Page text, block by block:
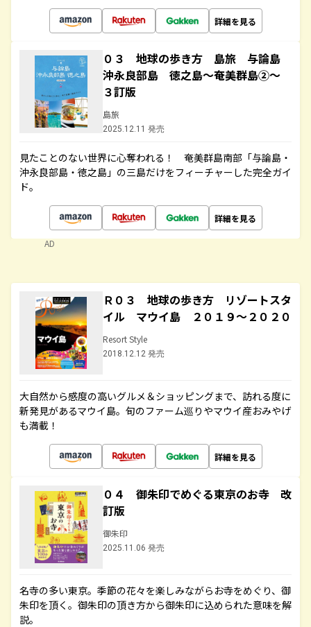
詳細を見る
０３ 地球の歩き方 島旅 与論島
沖永良部島 徳之島～奄美群島②～
３訂版
島旅
2025.12.11 発売
見たことのない世界に心奪われる！ 奄美群島南部「与論島・
沖永良部島・徳之島」の三島だけをフィーチャーした完全ガイ
ド。
詳細を見る
AD
Ｒ０３ 地球の歩き方 リゾートスタ
イル マウイ島 ２０１９～２０２０
Resort Style
2018.12.12 発売
大自然から感度の高いグルメ＆ショッピングまで、訪れる度に
新発見があるマウイ島。旬のファーム巡りやマウイ産おみやげ
も満載！
詳細を見る
０４ 御朱印でめぐる東京のお寺 改
訂版
御朱印
2025.11.06 発売
名寺の多い東京。季節の花々を楽しみながらお寺をめぐり、御
朱印を頂く。御朱印の頂き方から御朱印に込められた意味を解
説。